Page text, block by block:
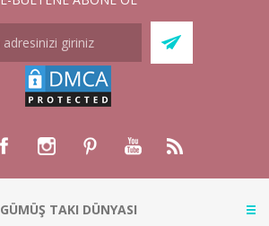
GÜMÜŞ TAKI DÜNYASI